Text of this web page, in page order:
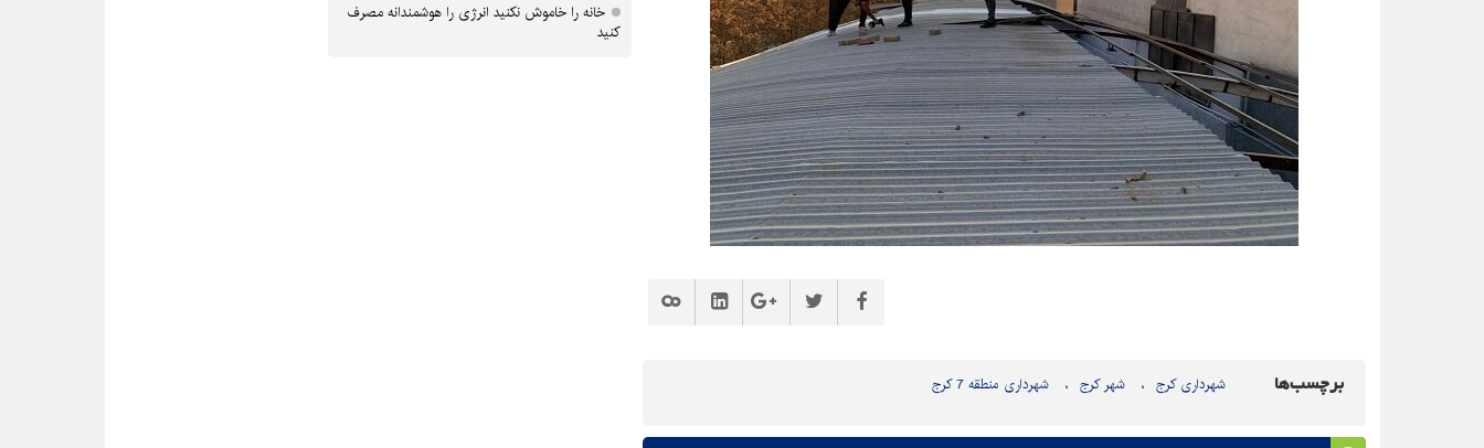
برچسب‌ها شهرداری کرج شهر کرج شهرداری منطقه 7 کرج
خانه را خاموش نکنید انرژی را هوشمندانه مصرف
کنید